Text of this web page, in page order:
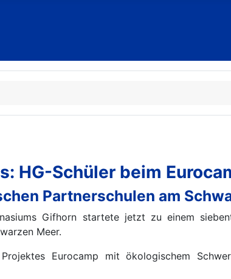
HG-Schüler beim
Partnerschulen am
Gifhorn startete jetzt zu einem
Meer.
Eurocamp mit ökologischem